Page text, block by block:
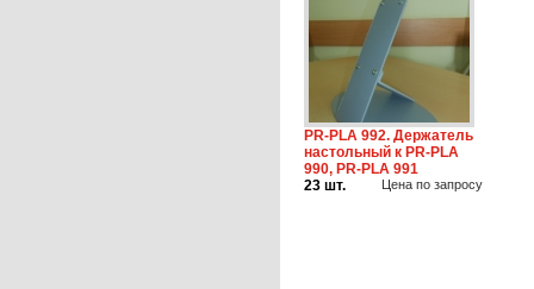
PR-PLA 992. Держатель
настольный к PR-PLA
990, PR-PLA 991
23 шт.
Цена по запросу